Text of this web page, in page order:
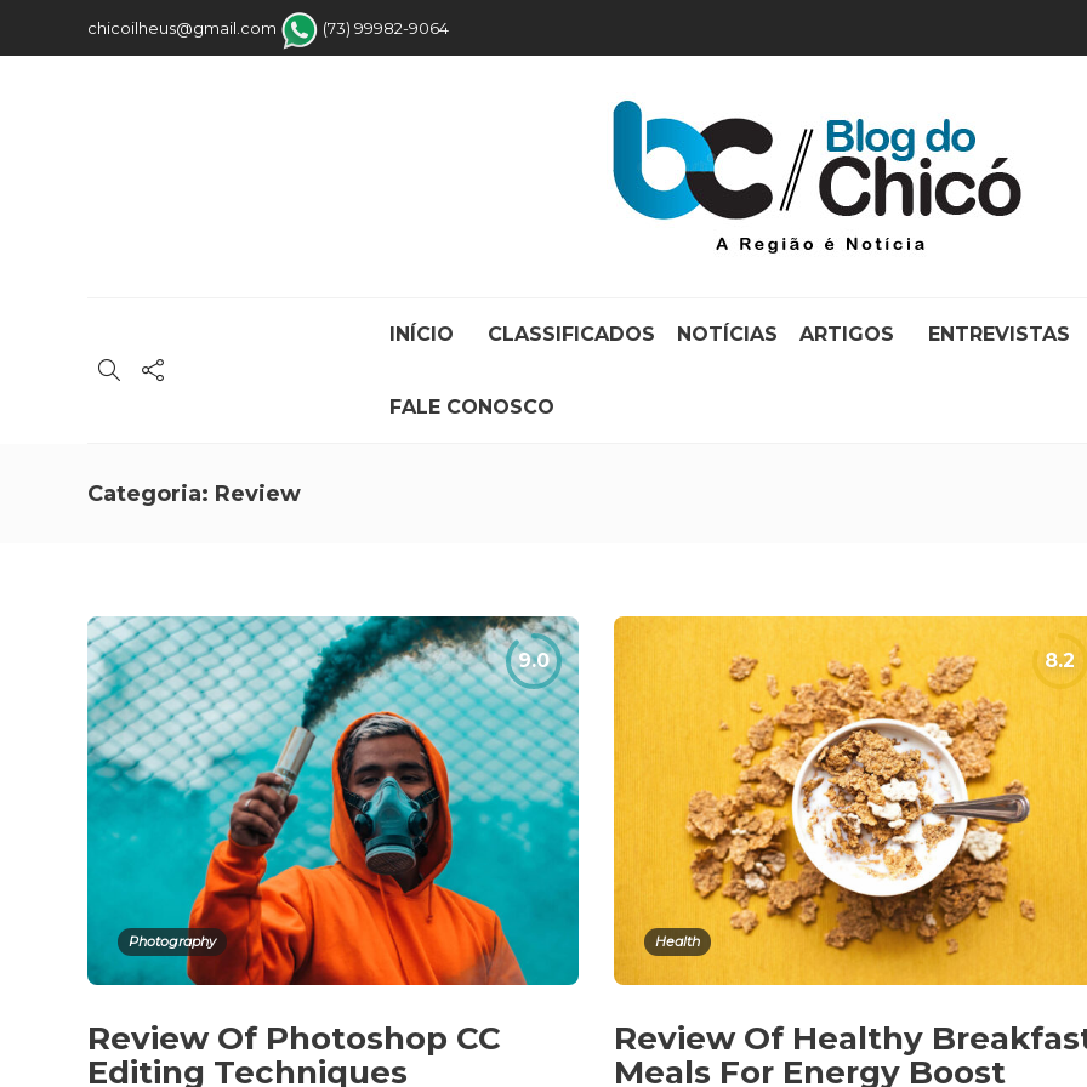
chicoilheus@gmail.com (73) 99982-9064
INÍCIO CLASSIFICADOS NOTÍCIAS ARTIGOS ENTREVISTAS
FALE CONOSCO
Categoria: Review
Photography
Review Of Photoshop CC
Editing Techniques
Health
Review Of Healthy
Meals For Energy Boost